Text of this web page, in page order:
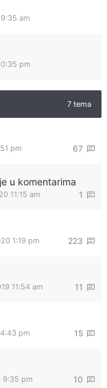
am
pm
7 tema
67
pm
u komentarima
1
11:15 am
223
1:19 pm
11
11:54 am
15
pm
10
9:35 pm